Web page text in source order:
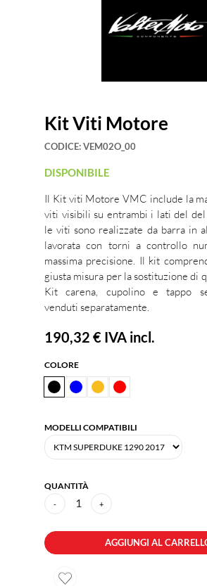
Kit Viti Motore
CODICE:VEM02O_00
DISPONIBILE
Il Kit viti Motore VMC include la
viti visibili su entrambi i lati del
le viti sono realizzate da barra in
lavorata con torni a controllo
massima precisione. Il kit
giusta misura per la sostituzione di
Kit carena, cupolino e tappo
venduti separatamente.
190,32 € IVA incl.
COLORE
MODELLI COMPATIBILI
QUANTITÀ
- 1 +
AGGIUNGI AL